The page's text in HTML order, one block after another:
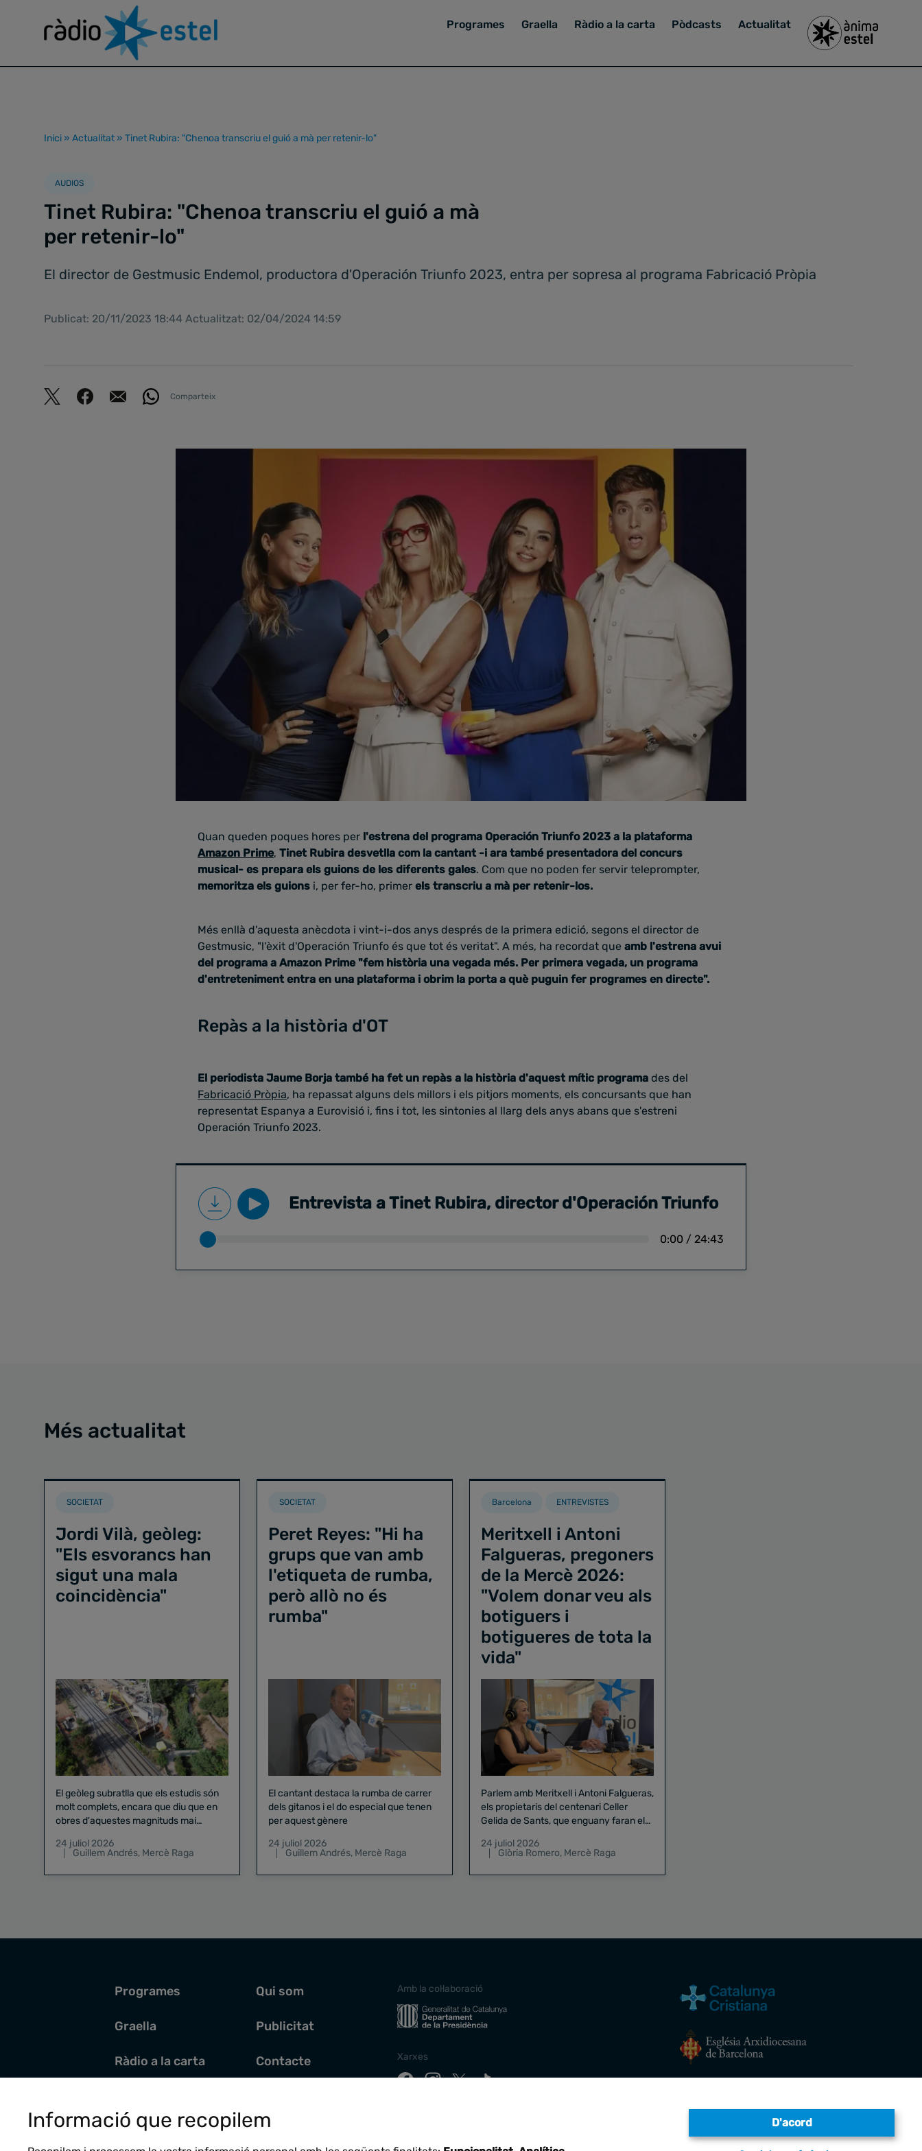
Programes Graella Ràdio a la carta Pòdcasts Actualitat
Inici » Actualitat » Tinet Rubira: "Chenoa transcriu el guió a mà per retenir-lo"
AUDIOS
Tinet Rubira: "Chenoa transcriu el guió a mà
per retenir-lo"
El director de Gestmusic Endemol, productora d'Operación Triunfo 2023, entra per sopresa al programa Fabricació Pròpia
Publicat: 20/11/2023 18:44 Actualitzat: 02/04/2024 14:59
Comparteix
Quan queden poques hores per l'estrena del programa Operación Triunfo 2023 a la plataforma
Amazon Prime, Tinet Rubira desvetlla com la cantant -i ara també presentadora del concurs
musical- es prepara els guions de les diferents gales. Com que no poden fer servir teleprompter,
memoritza els guions i, per fer-ho, primer els transcriu a mà per retenir-los.
Més enllà d'aquesta anècdota i vint-i-dos anys després de la primera edició, segons el director de
Gestmusic, "l'èxit d'Operación Triunfo és que tot és veritat". A més, ha recordat que amb l'estrena avui
del programa a Amazon Prime "fem història una vegada més. Per primera vegada, un programa
d'entreteniment entra en una plataforma i obrim la porta a què puguin fer programes en directe".
Repàs a la història d'OT
El periodista Jaume Borja també ha fet un repàs a la història d'aquest mític programa des del
Fabricació Pròpia, ha repassat alguns dels millors i els pitjors moments, els concursants que han
representat Espanya a Eurovisió i, fins i tot, les sintonies al llarg dels anys abans que s'estreni
Operación Triunfo 2023.
Entrevista a Tinet Rubira, director d'Operación Triunfo
0:00 / 24:43
Més actualitat
SOCIETAT
Jordi Vilà, geòleg:
"Els esvorancs han
sigut una mala
coincidència"
El geòleg subratlla que els estudis són
molt complets, encara que diu que en
obres d'aquestes magnituds mai
24 juliol 2026
Guillem Andrés, Mercè Raga
SOCIETAT
Peret Reyes: "Hi ha
grups que van amb
l'etiqueta de rumba,
però allò no és
rumba"
El cantant destaca la rumba de carrer
dels gitanos i el do especial que tenen
per aquest gènere
24 juliol 2026
Guillem Andrés, Mercè Raga
Barcelona ENTREVISTES
Meritxell i Antoni
Falgueras, pregoners
de la Mercè 2026:
"Volem donar veu als
botiguers i
botigueres de tota la
vida"
Parlem amb Meritxell i Antoni Falgueras,
els propietaris del centenari Celler
Gelida de Sants, que enguany faran el
24 juliol 2026
Glòria Romero, Mercè Raga
Programes
Graella
Ràdio a la carta
Actualitat
Qui som
Publicitat
Contacte
Amb la col·laboració
Xarxes
Informació que recopilem D'acord